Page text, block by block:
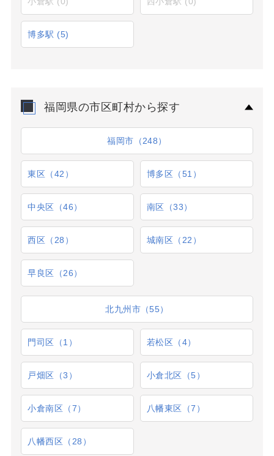
博多駅 (5)
福岡県の市区町村から探す
福岡市（248）
東区（42） 博多区（51）
中央区（46） 南区（33）
西区（28） 城南区（22）
早良区（26）
北九州市（55）
門司区（1） 若松区（4）
戸畑区（3） 小倉北区（5）
小倉南区（7） 八幡東区（7）
八幡西区（28）